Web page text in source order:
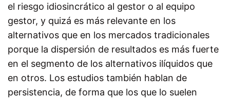
el riesgo idiosincrático al gestor o al equipo
gestor, y quizá es más relevante en los
alternativos que en los mercados tradicionales
porque la dispersión de resultados es más fuerte
en el segmento de los alternativos ilíquidos que
en otros. Los estudios también hablan de
persistencia, de forma que los que lo suelen